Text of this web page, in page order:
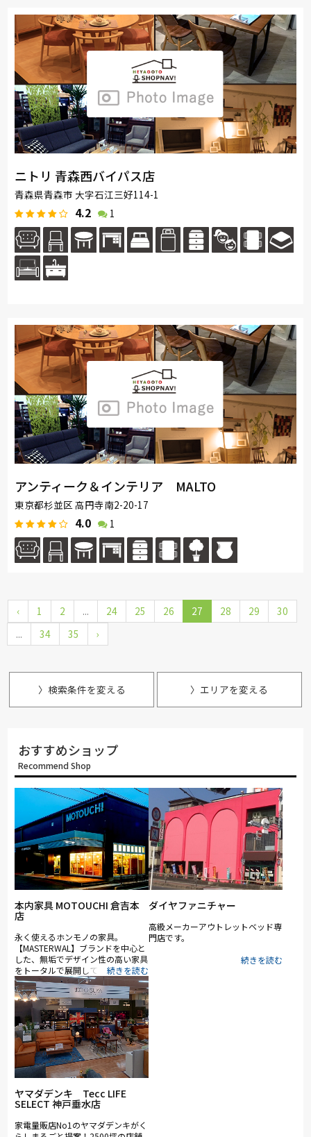
ニトリ 青森西バイパス店
青森県青森市 大字石江三好114-1
4.2 1
アンティーク＆インテリア MALTO
東京都杉並区 高円寺南2-20-17
4.0 1
‹ 1 2 ... 24 25 26 27 28 29
30
...
34 35 ›
〉検索条件を変える 〉エリアを変える
おすすめショップ
Recommend Shop
本内家具 MOTOUCHI 倉吉本
店
永く使えるホンモノの家具。
【MASTERWAL】ブランドを中心と
した、無垢でデザイン性の高い家具
をトータルで展開しております。
ダイヤファニチャー
高級メーカーアウトレットベッド専
門店です。
ヤマダデンキ Tecc LIFE
SELECT 神戸垂水店
家電量販店No1のヤマダデンキがく